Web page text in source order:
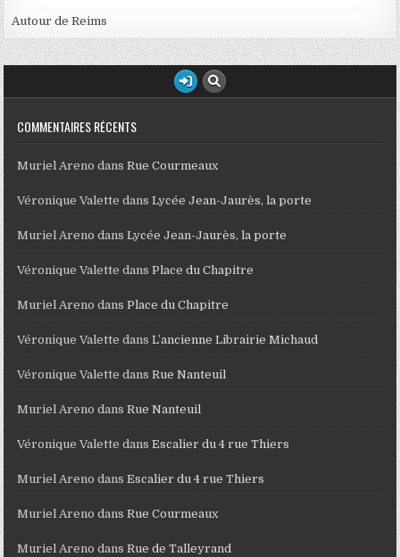
Autour de Reims
COMMENTAIRES RÉCENTS
Muriel Areno dansRue Courmeaux
Véronique Valette dansLycée Jean-Jaurès, la porte
Muriel Areno dansLycée Jean-Jaurès, la porte
Véronique Valette dansPlace du Chapitre
Muriel Areno dansPlace du Chapitre
Véronique Valette dansL’ancienne Librairie Michaud
Véronique Valette dansRue Nanteuil
Muriel Areno dansRue Nanteuil
Véronique Valette dansEscalier du 4 rue Thiers
Muriel Areno dansEscalier du 4 rue Thiers
Muriel Areno dansRue Courmeaux
Muriel Areno dansRue de Talleyrand